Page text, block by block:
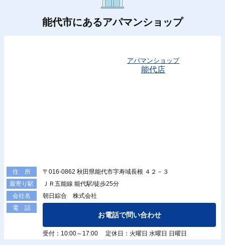
能代市にあるアパマンショップ
アパマンショップ
能代店
住 所
〒016-0862 秋田県能代市字寿域長根 ４２－３
最寄り駅
ＪＲ五能線 能代駅/徒歩25分
会社名
朝日綜合 株式会社
電 話
お電話で問い合わせ
受付：10:00～17:00 定休日：火曜日 水曜日 日曜日